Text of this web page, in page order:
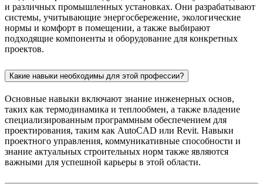
и различных промышленных установках. Они разрабатывают
системы, учитывающие энергосбережение, экологические
нормы и комфорт в помещении, а также выбирают
подходящие компоненты и оборудование для конкретных
проектов.
Какие навыки необходимы для этой профессии?
Основные навыки включают знание инженерных основ,
таких как термодинамика и теплообмен, а также владение
специализированным программным обеспечением для
проектирования, таким как AutoCAD или Revit. Навыки
проектного управления, коммуникативные способности и
знание актуальных строительных норм также являются
важными для успешной карьеры в этой области.